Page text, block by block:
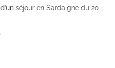
séjour en Sardaigne du 20